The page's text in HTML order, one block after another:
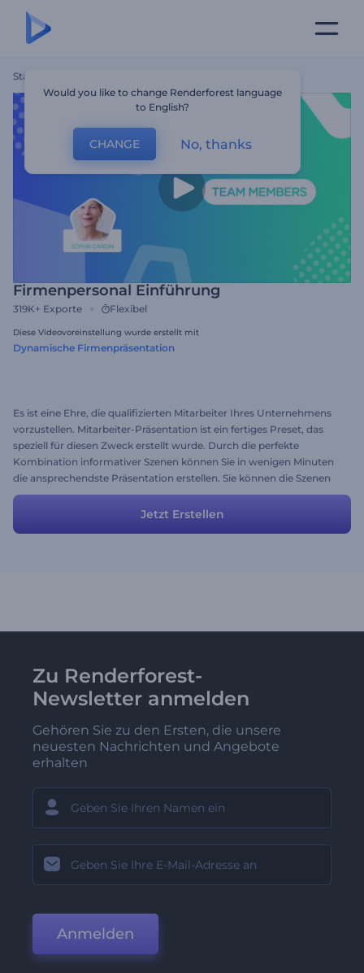
Startseite
Firmenpersonal Einführung
319K+ Exporte Flexibel
Diese Videovoreinstellung wurde erstellt mit
Dynamische Firmenpräsentation
Es ist eine Ehre, die qualifizierten Mitarbeiter Ihres Unternehmens
vorzustellen. Mitarbeiter-Präsentation ist ein fertiges Preset, das
speziell für diesen Zweck erstellt wurde. Durch die perfekte
Kombination informativer Szenen können Sie in wenigen Minuten
die ansprechendste Präsentation erstellen. Sie können die Szenen
jederzeit ändern und Ihre Bilder und Videos hinzufügen. Erstellen
Sie gleich kostenlos ein professionelles Video!
Jetzt Erstellen
Zu Renderforest-
Newsletter anmelden
Gehören Sie zu den Ersten, die unsere
neuesten Nachrichten und Angebote
erhalten
Anmelden
Would you like to change Renderforest language
to English?
CHANGE No, thanks